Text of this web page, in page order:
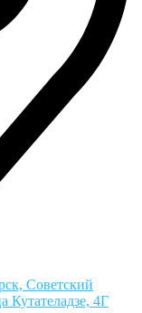
Советский
Кутателадзе, 4Г